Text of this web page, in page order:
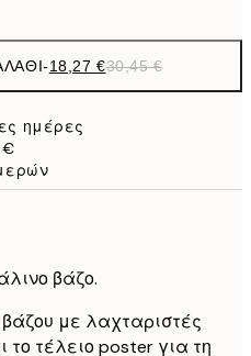
-18,27 €30,45 €
ημέρες
€
βάζο.
με λαχταριστές
το τέλειο poster για τη